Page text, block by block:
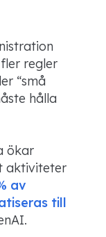
regler
“små
hålla
ökar
aktiviteter
av
till